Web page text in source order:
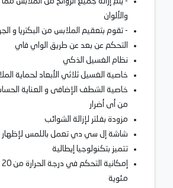
والألوان
- تقوم بتعقيم الملابس من البكتريا و
التحكم عن بعد عن طريق الواي فاي
نظام الغسيل الذكي
خاصية الغسيل ثلاثي الأبعاد لحماية
خاصية الشطف الإضافى و العناية
من أى أضرار
مزودة بفلتر لإزالة الشوائب
شاشة إل سي دي تعمل باللمس لإظهار
تتميز بتكنولوجيا إيطالية
مئوية